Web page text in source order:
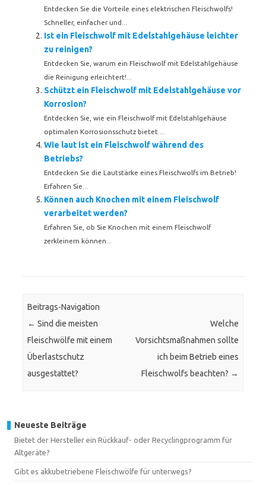
Entdecken Sie die Vorteile eines elektrischen Fleischwolfs!
Schneller, einfacher und...
Ist ein Fleischwolf mit Edelstahlgehäuse leichter
zu reinigen?
Entdecken Sie, warum ein Fleischwolf mit Edelstahlgehäuse
die Reinigung erleichtert!...
Schützt ein Fleischwolf mit Edelstahlgehäuse vor
Korrosion?
Entdecken Sie, wie ein Fleischwolf mit Edelstahlgehäuse
optimalen Korrosionsschutz bietet....
Wie laut ist ein Fleischwolf während des
Betriebs?
Entdecken Sie die Lautstärke eines Fleischwolfs im Betrieb!
Erfahren Sie...
Können auch Knochen mit einem Fleischwolf
verarbeitet werden?
Erfahren Sie, ob Sie Knochen mit einem Fleischwolf
zerkleinern können...
Beitrags-Navigation
← Sind die meisten
Fleischwölfe mit einem
Überlastschutz
ausgestattet?
Welche
Vorsichtsmaßnahmen sollte
ich beim Betrieb eines
Fleischwolfs beachten? →
Neueste Beiträge
Bietet der Hersteller ein Rückkauf- oder Recyclingprogramm für
Altgeräte?
Gibt es akkubetriebene Fleischwölfe für unterwegs?